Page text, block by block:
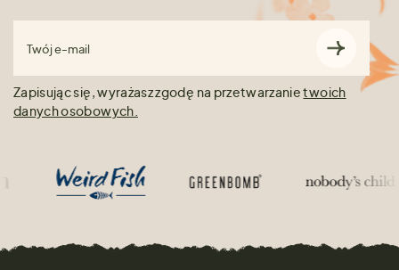
Twój e-mail
Zapisując się, wyrażasz zgodę na przetwarzanietwoich
danych osobowych.